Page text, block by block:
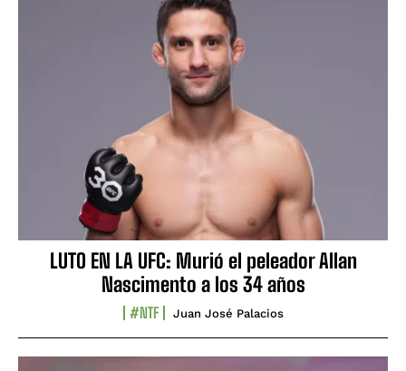
LUTO EN LA UFC: Murió el peleador Allan
Nascimento a los 34 años
#NTF Juan José Palacios